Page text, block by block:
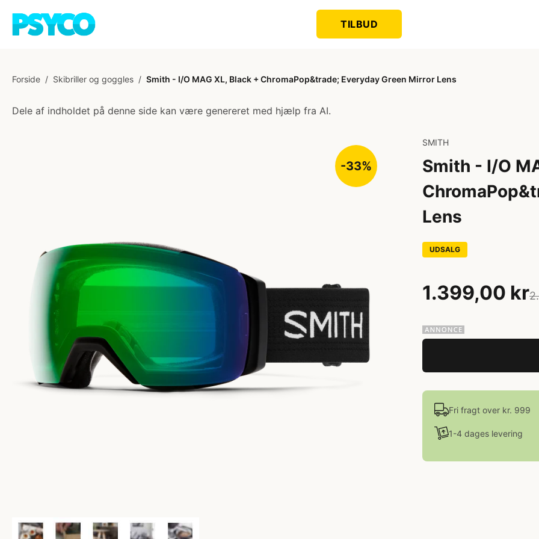
TILBUD
Forside / Skibriller og goggles / Smith - I/O MAG XL, Black + ChromaPop&trade; Everyday Green Mirror Lens
Dele af indholdet på denne side kan være genereret med hjælp fra AI.
-33%
SMITH
Smith - I/O
Lens
UDSALG
1.399,00 kr
Fri fragt over kr. 999
1-4 dages levering